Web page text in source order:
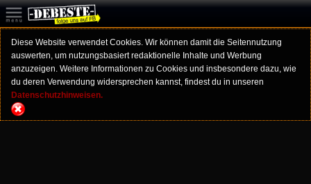
Diese Website verwendet Cookies. Wir können damit die Seitennutzung
auswerten, um nutzungsbasiert redaktionelle Inhalte und Werbung
anzuzeigen. Weitere Informationen zu Cookies und insbesondere dazu, wie
du deren Verwendung widersprechen kannst, findest du in unseren
Datenschutzhinweisen.